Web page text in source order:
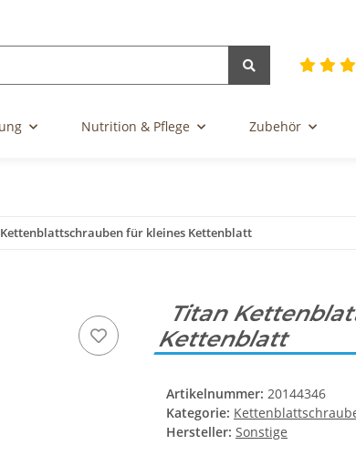
Nutrition & Pflege Zubehör
für kleines Kettenblatt
Titan
Kettenblatt
Artikelnummer: 20144346
Kategorie:
Hersteller: Sonstige